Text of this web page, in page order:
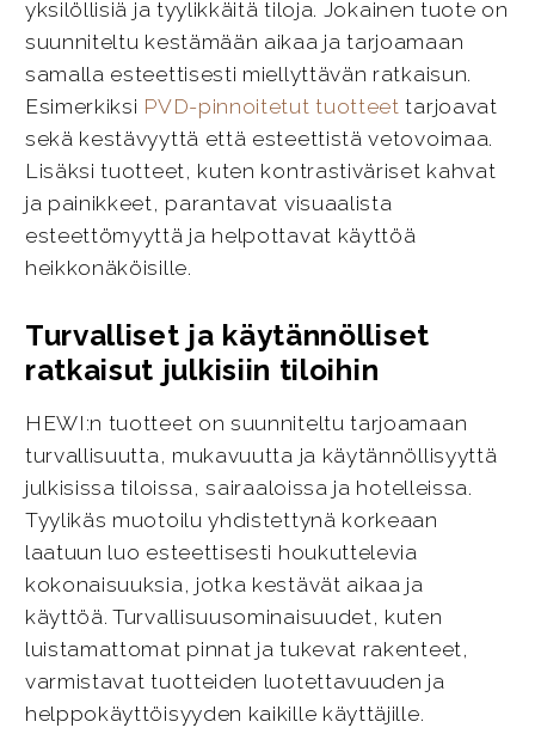
yksilöllisiä ja tyylikkäitä tiloja. Jokainen tuote on
suunniteltu kestämään aikaa ja tarjoamaan
samalla esteettisesti miellyttävän ratkaisun.
Esimerkiksi PVD-pinnoitetut tuotteet tarjoavat
sekä kestävyyttä että esteettistä vetovoimaa.
Lisäksi tuotteet, kuten kontrastiväriset kahvat
ja painikkeet, parantavat visuaalista
esteettömyyttä ja helpottavat käyttöä
heikkonäköisille.
Turvalliset ja käytännölliset
ratkaisut julkisiin tiloihin
HEWI:n tuotteet on suunniteltu tarjoamaan
turvallisuutta, mukavuutta ja käytännöllisyyttä
julkisissa tiloissa, sairaaloissa ja hotelleissa.
Tyylikäs muotoilu yhdistettynä korkeaan
laatuun luo esteettisesti houkuttelevia
kokonaisuuksia, jotka kestävät aikaa ja
käyttöä. Turvallisuusominaisuudet, kuten
luistamattomat pinnat ja tukevat rakenteet,
varmistavat tuotteiden luotettavuuden ja
helppokäyttöisyyden kaikille käyttäjille.